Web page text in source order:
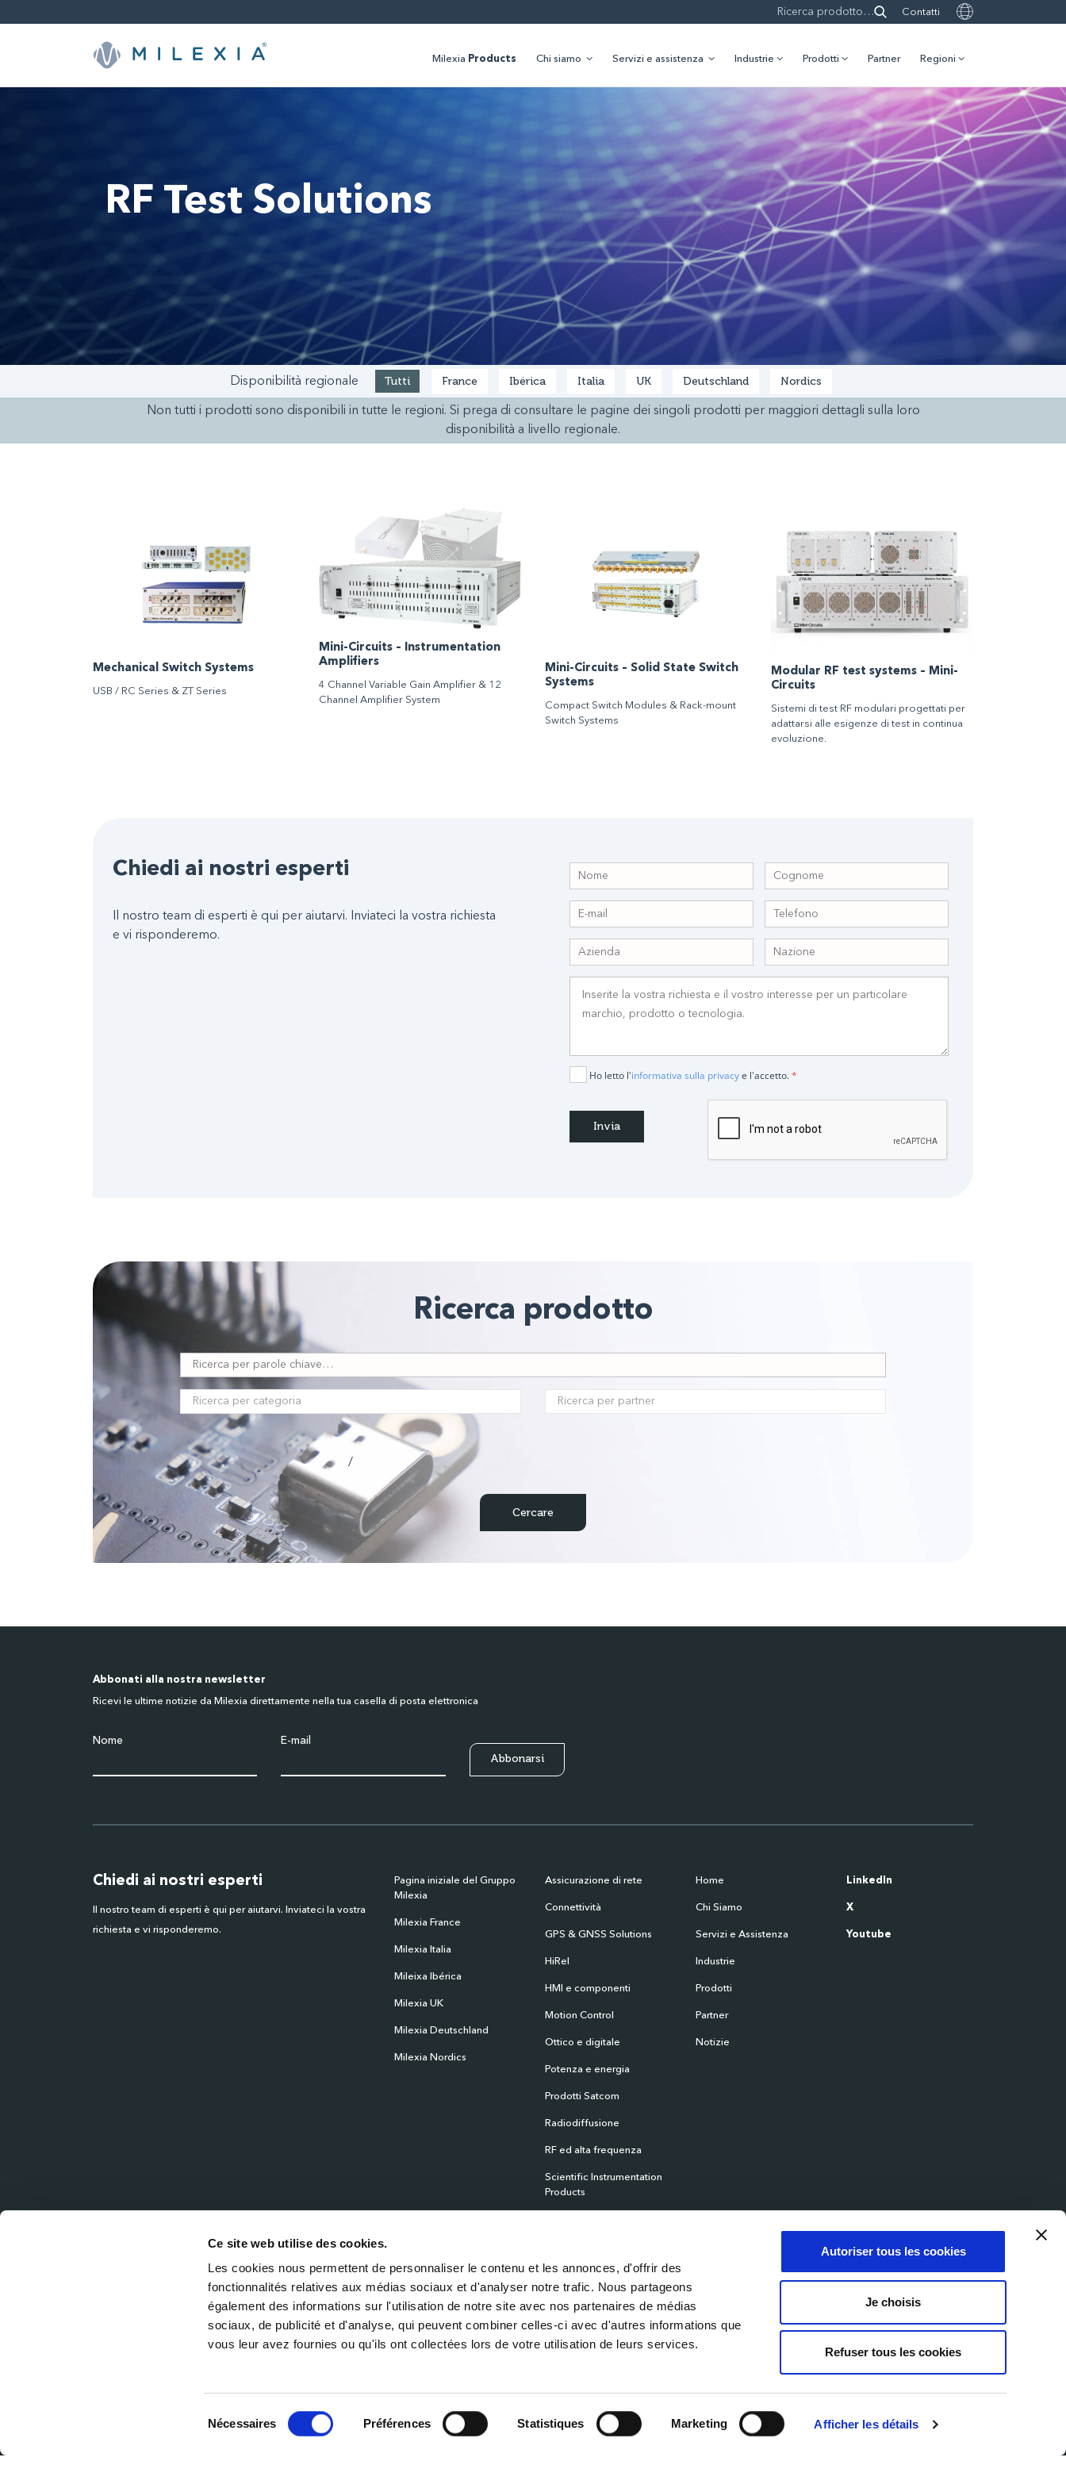
Ce site web utilise des cookies.
Les cookies nous permettent de personnaliser le contenu et les annonces, d'offrir des
fonctionnalités relatives aux médias sociaux et d'analyser notre trafic. Nous partageons
également des informations sur l'utilisation de notre site avec nos partenaires de médias
sociaux, de publicité et d'analyse, qui peuvent combiner celles-ci avec d'autres informations que
vous leur avez fournies ou qu'ils ont collectées lors de votre utilisation de leurs services.
Nécessaires Préférences Statistiques Marketing Afficher les détails
Autoriser tous les cookies
Je choisis
Refuser tous les cookies
Contatti
Milexia Products Chi siamo Servizi e assistenza Industrie Prodotti Partner Regioni
RF Test Solutions
Disponibilità regionale Tutti France Ibérica Italia UK Deutschland Nordics
Non tutti i prodotti sono disponibili in tutte le regioni. Si prega di consultare le pagine dei singoli prodotti per maggiori dettagli sulla loro
disponibilità a livello regionale.
Mechanical Switch Systems
USB / RC Series & ZT Series
Mini-Circuits – Instrumentation
Amplifiers
4 Channel Variable Gain Amplifier & 12
Channel Amplifier System
Mini-Circuits – Solid State Switch
Systems
Compact Switch Modules & Rack-mount
Switch Systems
Modular RF test systems – Mini-
Circuits
Sistemi di test RF modulari progettati per
adattarsi alle esigenze di test in continua
evoluzione.
Chiedi ai nostri esperti
Il nostro team di esperti è qui per aiutarvi. Inviateci la vostra richiesta
e vi risponderemo.
Ho letto l'informativa sulla privacye l'accetto.*
Ricerca prodotto
/
Abbonati alla nostra newsletter
Ricevi le ultime notizie da Milexia direttamente nella tua casella di posta elettronica
Nome E-mail
Chiedi ai nostri esperti
Il nostro team di esperti è qui per aiutarvi. Inviateci la vostra
richiesta e vi risponderemo.
Pagina iniziale del Gruppo
Milexia
Milexia France
Milexia Italia
Mileixa Ibérica
Milexia UK
Milexia Deutschland
Milexia Nordics
Assicurazione di rete
Connettività
GPS & GNSS Solutions
HiRel
HMI e componenti
Motion Control
Ottico e digitale
Potenza e energia
Prodotti Satcom
Radiodiffusione
RF ed alta frequenza
Scientific Instrumentation
Products
Strumentazione Scientifica
Tempistica e rete
Home
Chi Siamo
Servizi e Assistenza
Industrie
Prodotti
Partner
Notizie
LinkedIn
X
Youtube